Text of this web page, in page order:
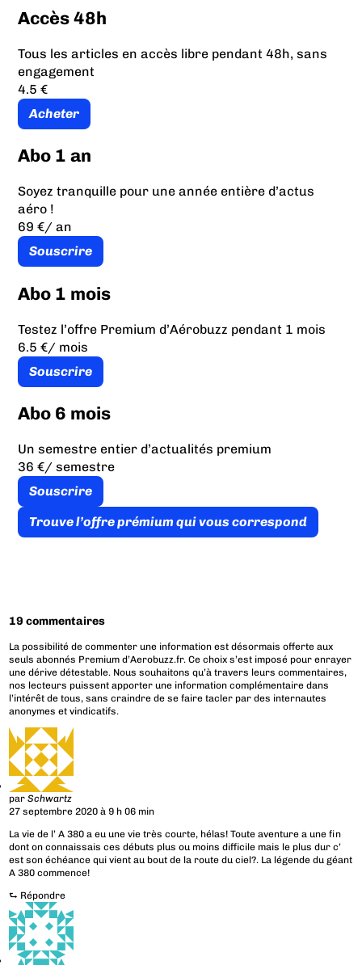
Accès 48h
Tous les articles en accès libre pendant 48h, sans
engagement
4.5 €
Acheter
Abo 1 an
Soyez tranquille pour une année entière d’actus
aéro !
69 €/ an
Souscrire
Abo 1 mois
Testez l’offre Premium d’Aérobuzz pendant 1 mois
6.5 €/ mois
Souscrire
Abo 6 mois
Un semestre entier d’actualités premium
36 €/ semestre
Souscrire
Trouve l’offre prémium qui vous correspond
19 commentaires
La possibilité de commenter une information est désormais offerte aux
seuls abonnés Premium d’Aerobuzz.fr. Ce choix s’est imposé pour enrayer
une dérive détestable. Nous souhaitons qu’à travers leurs commentaires,
nos lecteurs puissent apporter une information complémentaire dans
l’intérêt de tous, sans craindre de se faire tacler par des internautes
anonymes et vindicatifs.
parSchwartz
27 septembre 2020 à 9 h 06 min
La vie de l’ A 380 a eu une vie très courte, hélas! Toute aventure a une fin
dont on connaissais ces débuts plus ou moins difficile mais le plus dur c’
est son échéance qui vient au bout de la route du ciel?. La légende du géant
A 380 commence!
⮑ Répondre